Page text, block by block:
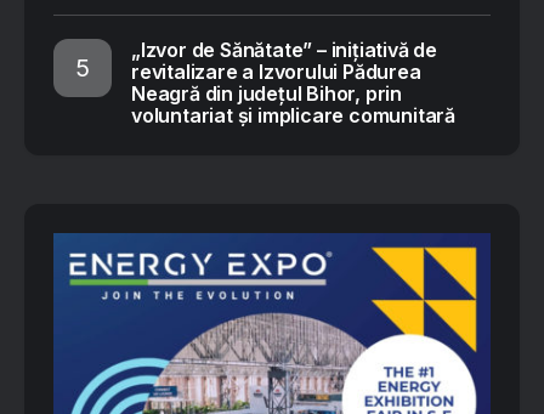
„Izvor de Sănătate” – inițiativă de
revitalizare a Izvorului Pădurea
Neagră din județul Bihor, prin
voluntariat și implicare comunitară